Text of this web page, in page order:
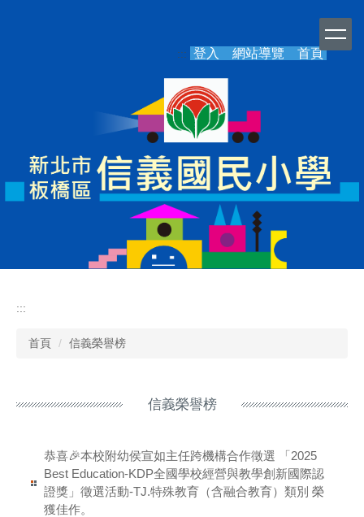
::: 登入 網站導覽 首頁
:::
首頁 信義榮譽榜
信義榮譽榜
恭喜🎉本校附幼侯宣如主任跨機構合作徵選 「2025
Best Education-KDP全國學校經營與教學創新國際認
證獎」徵選活動-TJ.特殊教育（含融合教育）類別 榮
獲佳作。